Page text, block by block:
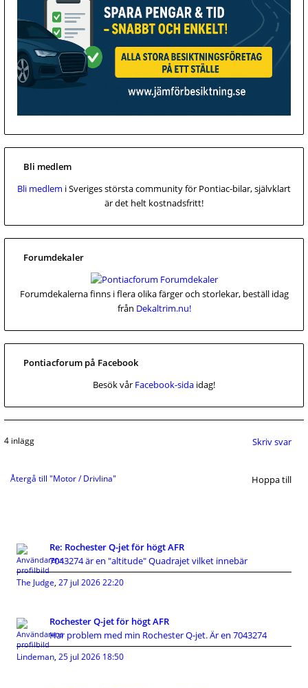
Bli medlem
Bli medlem i Sveriges största community för Pontiac-bilar, självklart
är det helt kostnadsfritt!
Forumdekaler
Forumdekalerna finns i flera olika färger och storlekar, beställ idag
från Dekaltrim.nu!
Pontiacforum på Facebook
Besök vår Facebook-sida idag!
4 inlägg Skriv svar
Återgå till "Motor / Drivlina" Hoppa till
Re: Rochester Q-jet för högt AFR
7043274 är en "altitude" Quadrajet vilket innebär
The Judge, 27 jul 2026 22:20
Rochester Q-jet för högt AFR
Har problem med min Rochester Q-jet. Är en 7043274
Lindeman, 25 jul 2026 18:50